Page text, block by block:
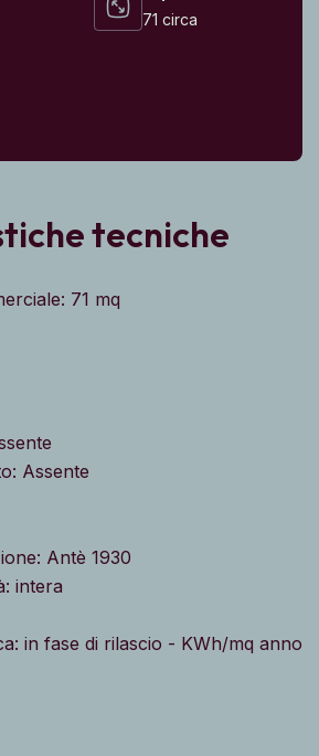
71 circa
tecniche
71 mq
Assente
Antè 1930
intera
in fase di rilascio - KWh/mq anno